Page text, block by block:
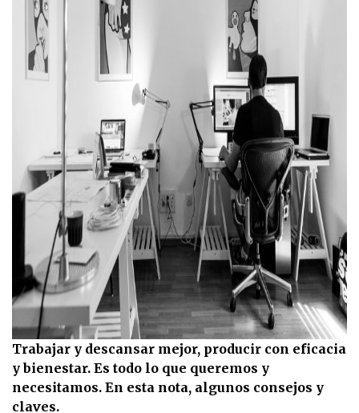
Trabajar y descansar mejor, producir con eficacia
y bienestar. Es todo lo que queremos y
necesitamos. En esta nota, algunos consejos y
claves.